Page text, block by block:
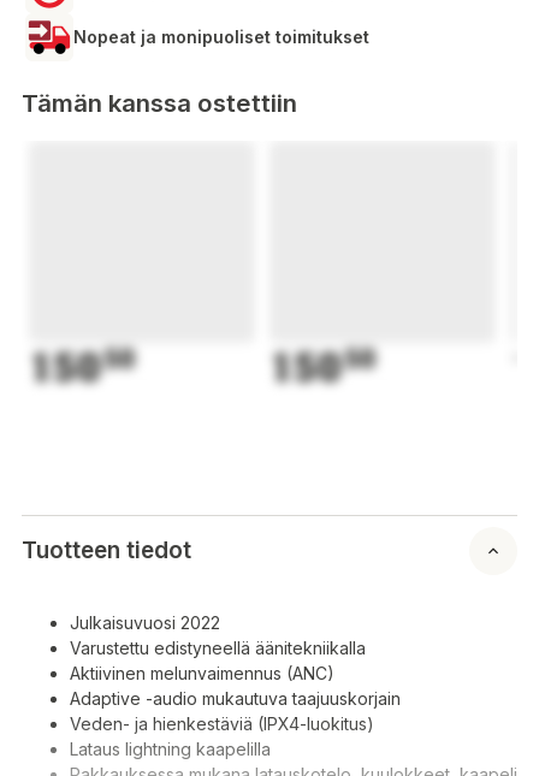
Nopeat ja monipuoliset toimitukset
Tämän kanssa ostettiin
15050 15050
Tuotteen tiedot
Julkaisuvuosi 2022
Varustettu edistyneellä äänitekniikalla
Aktiivinen melunvaimennus (ANC)
Adaptive -audio mukautuva taajuuskorjain
Veden- ja hienkestäviä (IPX4-luokitus)
Lataus lightning kaapelilla